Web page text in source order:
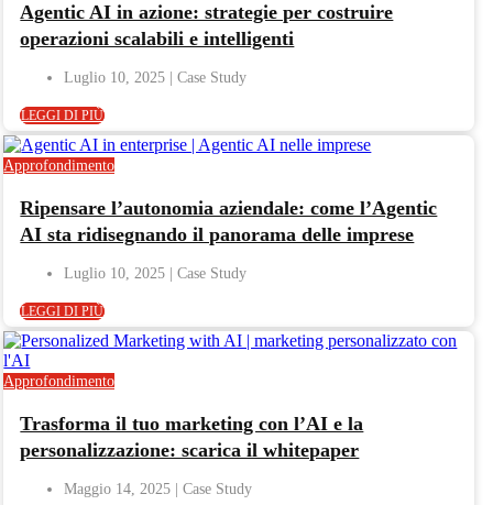
Agentic AI in azione: strategie per costruire
operazioni scalabili e intelligenti
Luglio 10, 2025
LEGGI DI PIÙ
Approfondimento
Ripensare l’autonomia aziendale: come l’Agentic
AI sta ridisegnando il panorama delle imprese
Luglio 10, 2025
LEGGI DI PIÙ
Approfondimento
Trasforma il tuo marketing con l’AI e la
personalizzazione: scarica il whitepaper
Maggio 14, 2025